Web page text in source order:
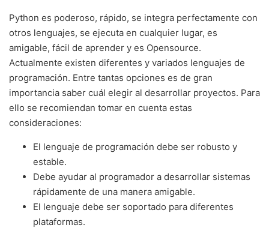
Python es poderoso, rápido, se integra perfectamente con
otros lenguajes, se ejecuta en cualquier lugar, es
amigable, fácil de aprender y es Opensource.
Actualmente existen diferentes y variados lenguajes de
programación. Entre tantas opciones es de gran
importancia saber cuál elegir al desarrollar proyectos. Para
ello se recomiendan tomar en cuenta estas
consideraciones:
El lenguaje de programación debe ser robusto y
estable.
Debe ayudar al programador a desarrollar sistemas
rápidamente de una manera amigable.
El lenguaje debe ser soportado para diferentes
plataformas.